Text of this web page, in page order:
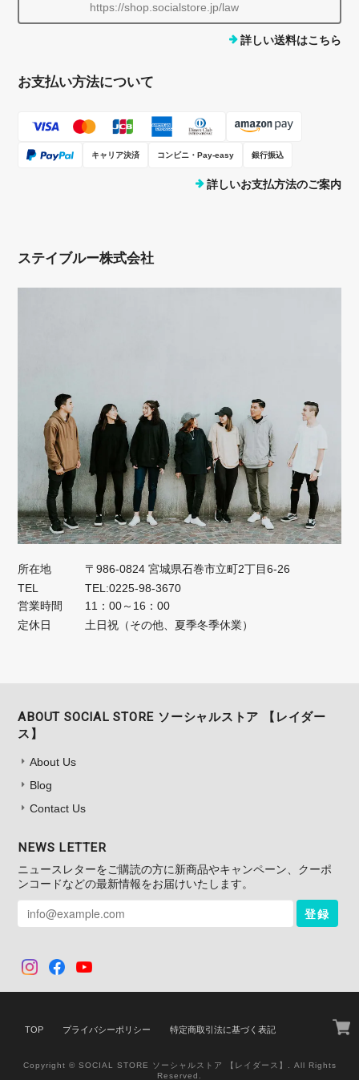
https://shop.socialstore.jp/law
詳しい送料はこちら
お支払い方法について
キャリア決済 コンビニ・Pay-easy 銀行振込
詳しいお支払方法のご案内
ステイブルー株式会社
所在地
〒986-0824 宮城県石巻市立町2丁目6-26
TEL
TEL:0225-98-3670
営業時間
11：00～16：00
定休日
土日祝（その他、夏季冬季休業）
ABOUT SOCIAL STORE ソーシャルストア 【レイダー
ス】
About Us
Blog
Contact Us
NEWS LETTER
ニュースレターをご購読の方に新商品やキャンペーン、クーポ
ンコードなどの最新情報をお届けいたします。
登録
TOP プライバシーポリシー 特定商取引法に基づく表記
Copyright © SOCIAL STORE ソーシャルストア 【レイダース】. All Rights
Reserved.